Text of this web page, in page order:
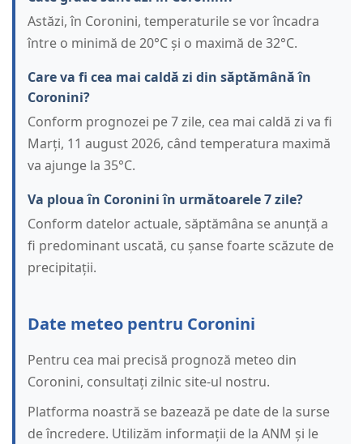
Astăzi, în Coronini, temperaturile se vor încadra
între o minimă de 20°C și o maximă de 32°C.
Care va fi cea mai caldă zi din săptămână în
Coronini?
Conform prognozei pe 7 zile, cea mai caldă zi va fi
Marți, 11 august 2026, când temperatura maximă
va ajunge la 35°C.
Va ploua în Coronini în următoarele 7 zile?
Conform datelor actuale, săptămâna se anunță a
fi predominant uscată, cu șanse foarte scăzute de
precipitații.
Date meteo pentru Coronini
Pentru cea mai precisă prognoză meteo din
Coronini, consultați zilnic site-ul nostru.
Platforma noastră se bazează pe date de la surse
de încredere. Utilizăm informații de la ANM și le